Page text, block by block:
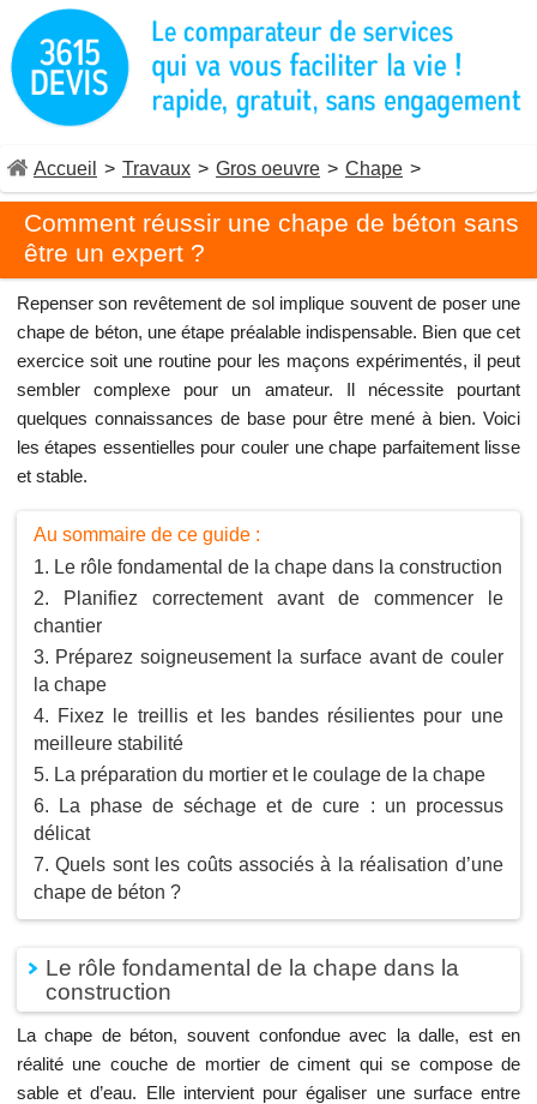
Accueil > Travaux > Gros oeuvre > Chape >
Comment réussir une chape de béton sans
être un expert ?
Repenser son revêtement de sol implique souvent de poser une
chape de béton, une étape préalable indispensable. Bien que cet
exercice soit une routine pour les maçons expérimentés, il peut
sembler complexe pour un amateur. Il nécessite pourtant
quelques connaissances de base pour être mené à bien. Voici
les étapes essentielles pour couler une chape parfaitement lisse
et stable.
Au sommaire de ce guide :
Le rôle fondamental de la chape dans la construction
Planifiez correctement avant de commencer le
chantier
Préparez soigneusement la surface avant de couler
la chape
Fixez le treillis et les bandes résilientes pour une
meilleure stabilité
La préparation du mortier et le coulage de la chape
La phase de séchage et de cure : un processus
délicat
Quels sont les coûts associés à la réalisation d’une
chape de béton ?
Le rôle fondamental de la chape dans la
construction
La chape de béton, souvent confondue avec la dalle, est en
réalité une couche de mortier de ciment qui se compose de
sable et d’eau. Elle intervient pour égaliser une surface entre